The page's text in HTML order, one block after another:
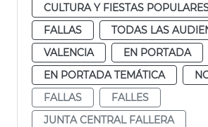
CULTURA Y FIESTAS
FALLAS
TODAS LAS
VALENCIA
EN PORTADA
EN PORTADA TEMÁTICA
FALLAS
FALLES
JUNTA CENTRAL FALLERA